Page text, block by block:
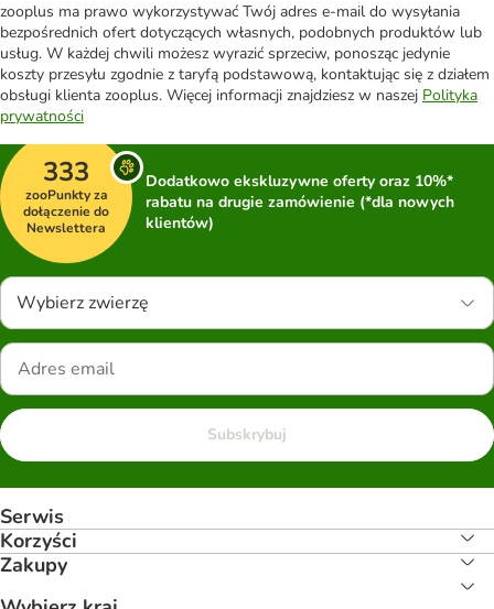
zooplus ma prawo wykorzystywać Twój adres e-mail do wysyłania
bezpośrednich ofert dotyczących własnych, podobnych produktów lub
usług. W każdej chwili możesz wyrazić sprzeciw, ponosząc jedynie
koszty przesyłu zgodnie z taryfą podstawową, kontaktując się z działem
obsługi klienta zooplus. Więcej informacji znajdziesz w naszej Polityka
prywatności
333
zooPunkty za
dołączenie do
Newslettera
Dodatkowo ekskluzywne oferty oraz 10%*
rabatu na drugie zamówienie (*dla nowych
klientów)
Wybierz zwierzę
Subskrybuj
Serwis
Korzyści
Zakupy